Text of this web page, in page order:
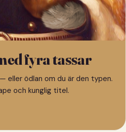
fyra tassar
eller ödlan om du är den typen.
och kunglig titel.